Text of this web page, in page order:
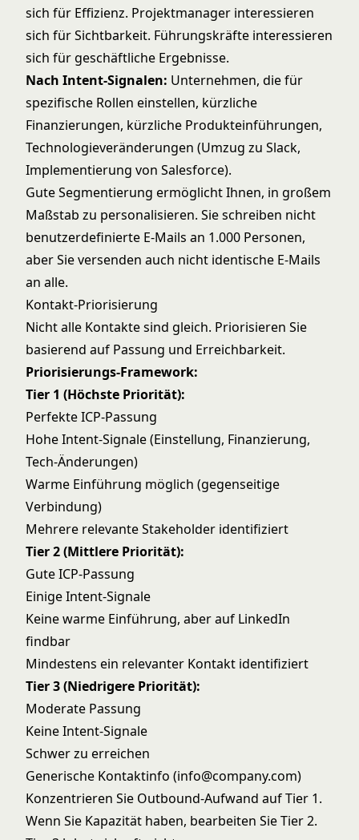
sich für Effizienz. Projektmanager interessieren
sich für Sichtbarkeit. Führungskräfte interessieren
sich für geschäftliche Ergebnisse.
Nach Intent-Signalen: Unternehmen, die für
spezifische Rollen einstellen, kürzliche
Finanzierungen, kürzliche Produkteinführungen,
Technologieveränderungen (Umzug zu Slack,
Implementierung von Salesforce).
Gute Segmentierung ermöglicht Ihnen, in großem
Maßstab zu personalisieren. Sie schreiben nicht
benutzerdefinierte E-Mails an 1.000 Personen,
aber Sie versenden auch nicht identische E-Mails
an alle.
Kontakt-Priorisierung
Nicht alle Kontakte sind gleich. Priorisieren Sie
basierend auf Passung und Erreichbarkeit.
Priorisierungs-Framework:
Tier 1 (Höchste Priorität):
Perfekte ICP-Passung
Hohe Intent-Signale (Einstellung, Finanzierung,
Tech-Änderungen)
Warme Einführung möglich (gegenseitige
Verbindung)
Mehrere relevante Stakeholder identifiziert
Tier 2 (Mittlere Priorität):
Gute ICP-Passung
Einige Intent-Signale
Keine warme Einführung, aber auf LinkedIn
findbar
Mindestens ein relevanter Kontakt identifiziert
Tier 3 (Niedrigere Priorität):
Moderate Passung
Keine Intent-Signale
Schwer zu erreichen
Generische Kontaktinfo (info@company.com)
Konzentrieren Sie Outbound-Aufwand auf Tier 1.
Wenn Sie Kapazität haben, bearbeiten Sie Tier 2.